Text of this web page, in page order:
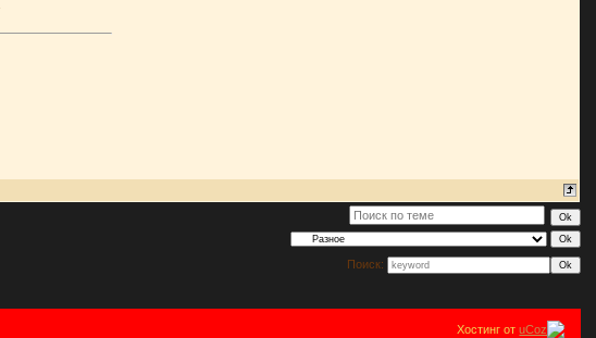
Поиск:
Хостинг отuCoz